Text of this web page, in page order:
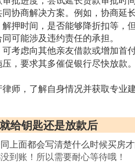
协商解决方案。例如，协商
押时间，是否能够降折扣等
可能涉及违约责任的承担。
考虑向其他亲友借款或增加首
，要求其多催促银行尽快放
师，了解自身情况并获取专
给钥匙还是放款后
上面都会写清楚什么时候买房
到账！所以需要耐心等待哦！